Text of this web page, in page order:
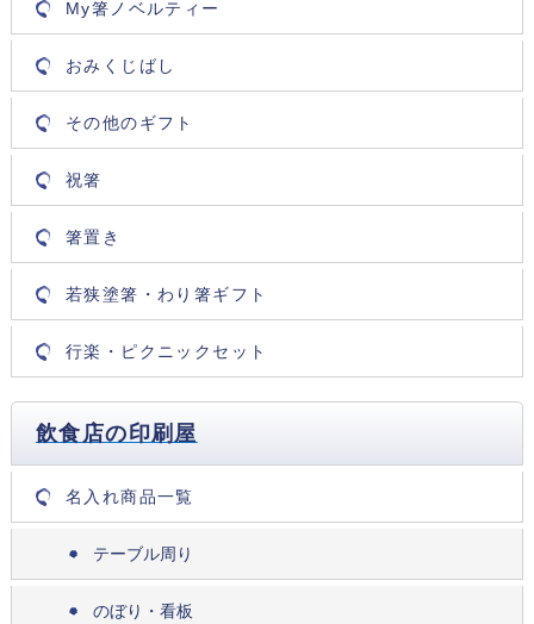
My箸ノベルティー
おみくじばし
その他のギフト
祝箸
箸置き
若狭塗箸・わり箸ギフト
行楽・ピクニックセット
飲食店の印刷屋
名入れ商品一覧
テーブル周り
のぼり・看板